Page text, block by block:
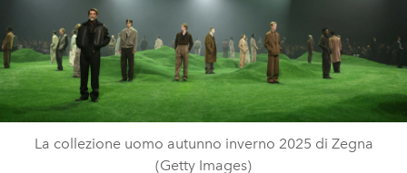
La collezione uomo autunno inverno 2025 di Zegna
(Getty Images)